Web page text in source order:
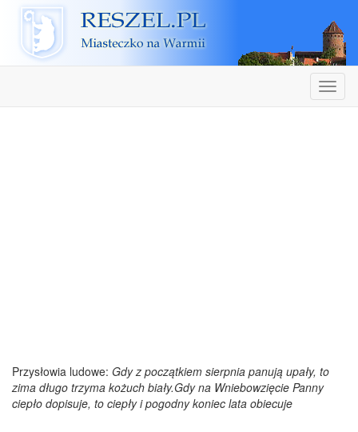
Reszel
Przysłowia ludowe: Gdy z początkiem sierpnia panują upały, to
zima długo trzyma kożuch biały.Gdy na Wniebowzięcie Panny
ciepło dopisuje, to ciepły i pogodny koniec lata obiecuje